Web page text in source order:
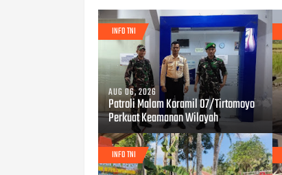
INFO TNI
AUG 06, 2026
Patroli Malam Koramil 07/Tirtomoyo
Perkuat Keamanan Wilayah
INFO TNI